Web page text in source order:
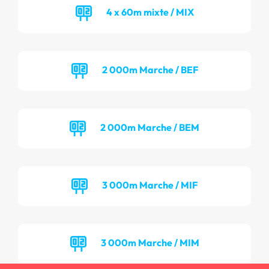
4 x 60m mixte / MIX
2 000m Marche / BEF
2 000m Marche / BEM
3 000m Marche / MIF
3 000m Marche / MIM